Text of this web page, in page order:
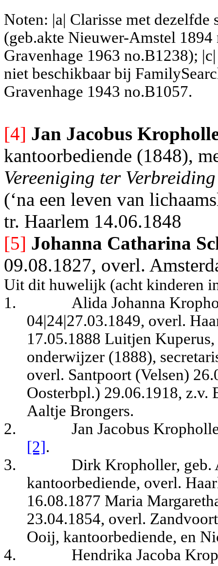
Noten: |a| Clarisse met dezelfde
(geb.akte Nieuwer-Amstel 1894
Gravenhage 1963 no.B1238);
niet beschikbaar bij
Gravenhage 1943 no.B1057.
[4] Jan Jacobus
kantoorbediende (1848),
Vereeniging ter
(‘na een leven van
tr. Haarlem 14.06.1848
[5] Johanna Catharina
09.08.1827, overl.
Uit dit huwelijk (acht kinderen
1.
Alida Johanna
04|24|27.03.1849, overl.
17.05.1888 Luitjen
onderwijzer (1888),
overl. Santpoort (Velsen)
Oosterbpl.) 29.06.1918, z.v.
Aaltje Brongers.
2.
Jan Jacobus
[2].
3.
Dirk Kropholler, geb.
kantoorbediende, overl.
16.08.1877 Maria
23.04.1854, overl.
Ooij, kantoorbediende, en
4.
Hendrika Jacoba